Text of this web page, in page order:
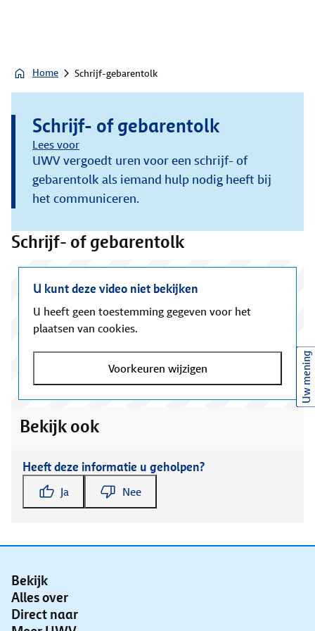
Home Schrijf-gebarentolk
Schrijf- of gebarentolk
Lees voor
UWV vergoedt uren voor een schrijf- of
gebarentolk als iemand hulp nodig heeft bij
het communiceren.
Schrijf- of gebarentolk
U kunt deze video niet bekijken
U heeft geen toestemming gegeven voor het
plaatsen van cookies.
Voorkeuren wijzigen
Bekijk ook
Heeft deze informatie u geholpen?
Ja Nee
Bekijk
Alles over
Direct naar
Uw mening